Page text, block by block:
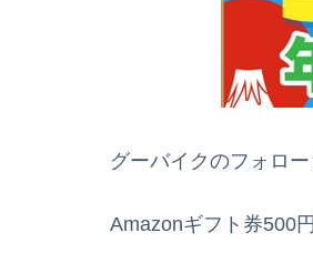
グーバイクのフォロ
Amazonギフト券500